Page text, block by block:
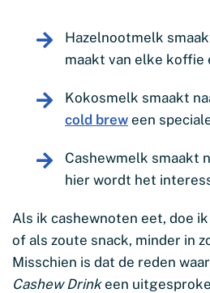
Hazelnootmelk
maakt van elke koffie
Kokosmelk smaakt
cold brew een
Cashewmelk smaakt
hier wordt het
Als ik cashewnoten eet, doe
of als zoute snack, minder in
Misschien is dat de reden
Cashew Drinkeen